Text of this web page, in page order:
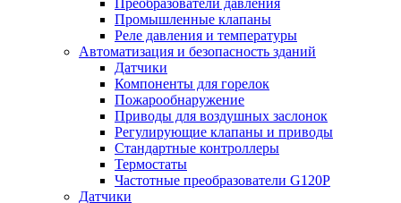
Преобразователи давления
Промышленные клапаны
Реле давления и температуры
Автоматизация и безопасность зданий
Датчики
Компоненты для горелок
Пожарообнаружение
Приводы для воздушных заслонок
Регулирующие клапаны и приводы
Стандартные контроллеры
Термостаты
Частотные преобразователи G120P
Датчики